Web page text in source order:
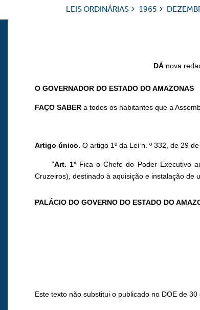
LEIS ORDINÁRIAS 1965
DÁnova
O GOVERNADOR DO ESTADO DO AMAZONAS
FAÇO SABER a todos os habitantes que a
Artigo único. O artigo 1º da Lei n. º 332, de 29
“Art. 1º Fica o Chefe do Poder Executivo
Cruzeiros), destinado à aquisição e instalação de
PALÁCIO DO GOVERNO DO ESTADO DO
Este texto não substitui o publicado no DOE de 30